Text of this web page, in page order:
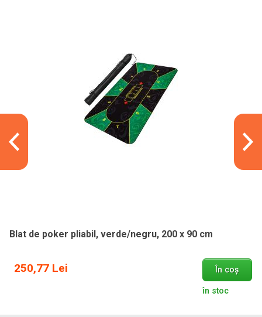
Blat de poker pliabil, verde/negru, 200 x 90 cm
250,77 Lei În coș
în stoc